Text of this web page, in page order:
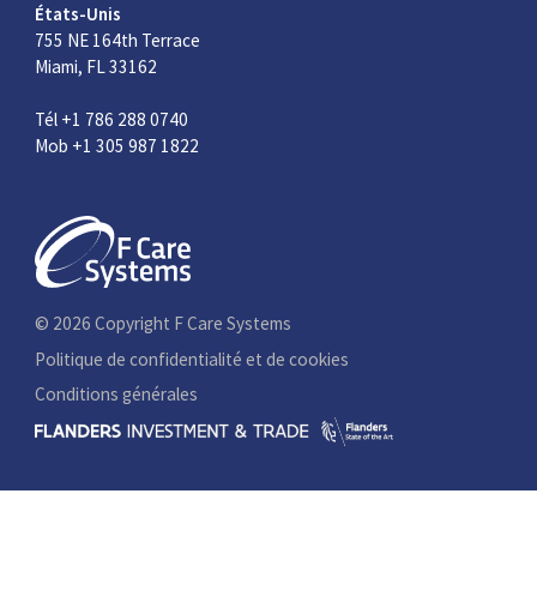
États-Unis
755 NE 164th Terrace
Miami, FL 33162
Tél +1 786 288 0740
Mob +1 305 987 1822
© 2026 Copyright F Care Systems
Politique de confidentialité et de cookies
Conditions générales